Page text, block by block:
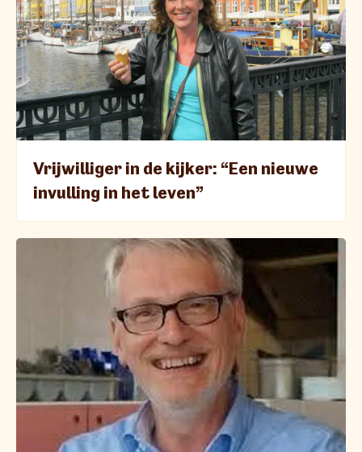
Vrijwilliger in de kijker: “Een nieuwe
invulling in het leven”